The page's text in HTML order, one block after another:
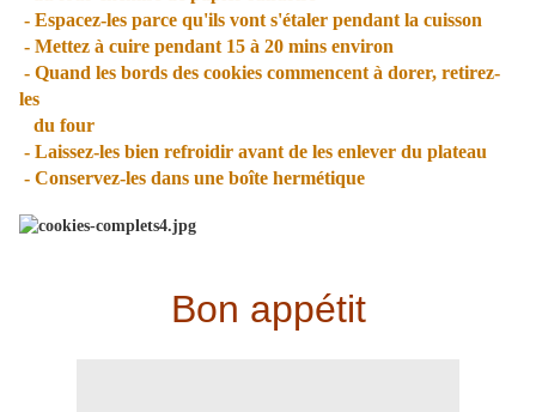
- Espacez-les parce qu'ils vont s'étaler pendant la cuisson
- Mettez à cuire pendant 15 à 20 mins environ
- Quand les bords des cookies commencent à dorer, retirez-
les
du four
- Laissez-les bien refroidir avant de les enlever du plateau
- Conservez-les dans une boîte hermétique
Bon appétit